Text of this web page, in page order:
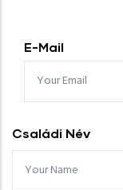
E-Mail
Családi Név